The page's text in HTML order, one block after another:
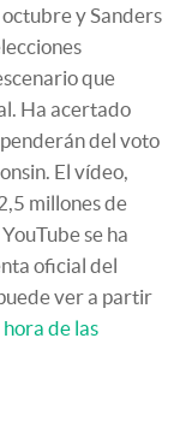
y Sanders
que
Ha acertado
del voto
El vídeo,
millones de
se ha
oficial del
ver a partir
de las